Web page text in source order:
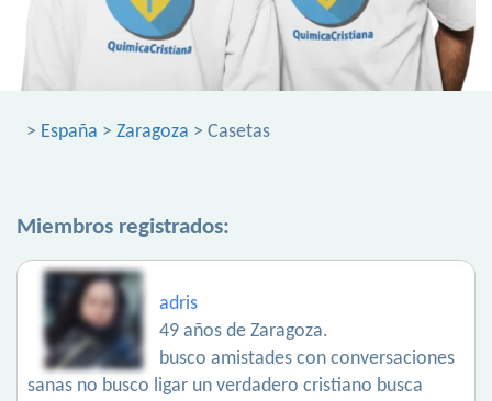
> España > Zaragoza > Casetas
Miembros registrados:
adris
49 años de Zaragoza.
busco amistades con conversaciones
sanas no busco ligar un verdadero cristiano busca